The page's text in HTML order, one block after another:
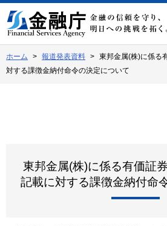
文
へ
動
ホーム 報道発表資料
東邦金属(株)に係る
対する課徴金納付命令の決定について
東邦金属(株)に係る有価証
記載に対する課徴金納付命